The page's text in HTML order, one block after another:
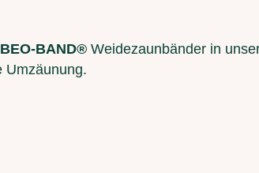
BEO-BAND® Weidezaunbänder in
Umzäunung.